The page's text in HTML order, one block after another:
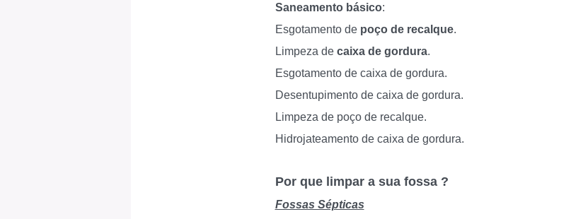
Saneamento básico:
Esgotamento de poço de recalque.
Limpeza de caixa de gordura.
Esgotamento de caixa de gordura.
Desentupimento de caixa de gordura.
Limpeza de poço de recalque.
Hidrojateamento de caixa de gordura.
Por que limpar a sua fossa ?
Fossas Sépticas